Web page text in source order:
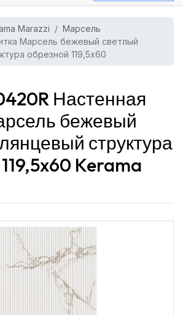
Marazzi
Марсель
Марсель бежевый светлый
обрезной 119,5x60
Настенная
бежевый
структура
Kerama